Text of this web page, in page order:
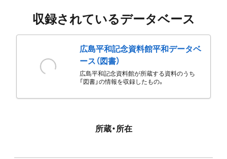
収録されているデータベース
広島平和記念資料館平和データベ
ース（図書）
広島平和記念資料館が所蔵する資料のうち
「図書」の情報を収録したもの。
所蔵・所在